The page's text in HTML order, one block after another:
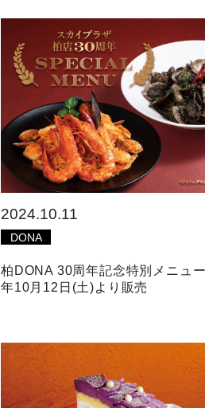
2024.10.11
DONA
柏DONA 30周年記念特別メニュ
年10月12日(土)より販売